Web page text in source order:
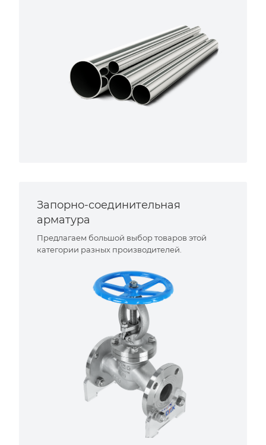
Запорно-соединительная
арматура
Предлагаем большой выбор товаров этой
категории разных производителей.